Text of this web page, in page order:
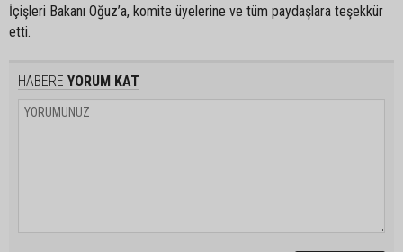
İçişleri Bakanı Oğuz’a, komite üyelerine ve tüm paydaşlara teşekkür
etti.
HABERE YORUM KAT